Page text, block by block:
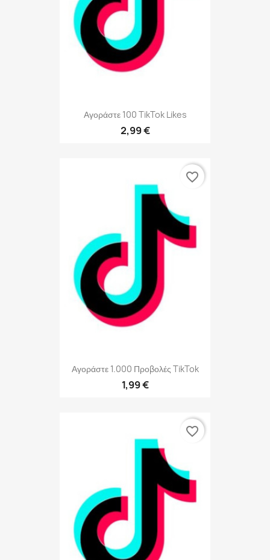
Αγοράστε 100 TikTok Likes
2,99 €
Αγοράστε 1.000 Προβολές TikTok
1,99 €
favorite_border
favorite_border